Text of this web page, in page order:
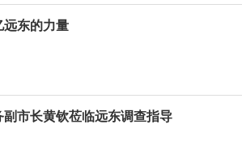
远东的力量
市长黄钦莅临远东调查指导